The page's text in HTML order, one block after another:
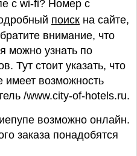
с wi-fi? Номер с
поиск на сайте,
внимание, что
можно узнать по
Тут стоит указать, что
имеет возможность
/www.city-of-hotels.ru.
возможно онлайн.
заказа понадобятся